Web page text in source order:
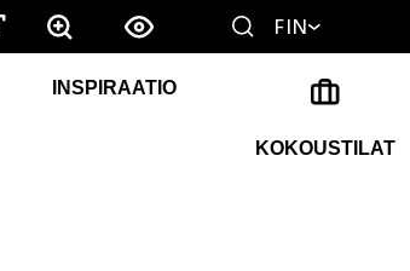
FIN
INSPIRAATIO
KOKOUSTILAT